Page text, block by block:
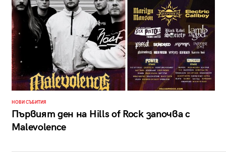
НОВИ СЪБИТИЯ
Първият ден на Hills of Rock започва с
Malevolence